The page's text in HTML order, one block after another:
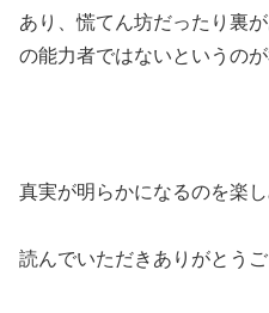
あり、慌てん坊だったり裏
の能力者ではないというのが
真実が明らかになるのを楽し
読んでいただきありがとうご